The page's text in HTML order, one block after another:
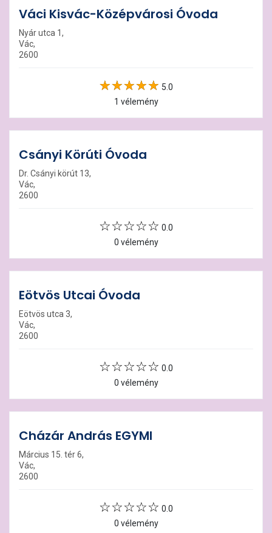
Váci Kisvác-Középvárosi Óvoda
Nyár utca 1,
Vác,
2600
5.0
1 vélemény
Csányi Körúti Óvoda
Dr. Csányi körút 13,
Vác,
2600
0.0
0 vélemény
Eötvös Utcai Óvoda
Eötvös utca 3,
Vác,
2600
0.0
0 vélemény
Cházár András EGYMI
Március 15. tér 6,
Vác,
2600
0.0
0 vélemény